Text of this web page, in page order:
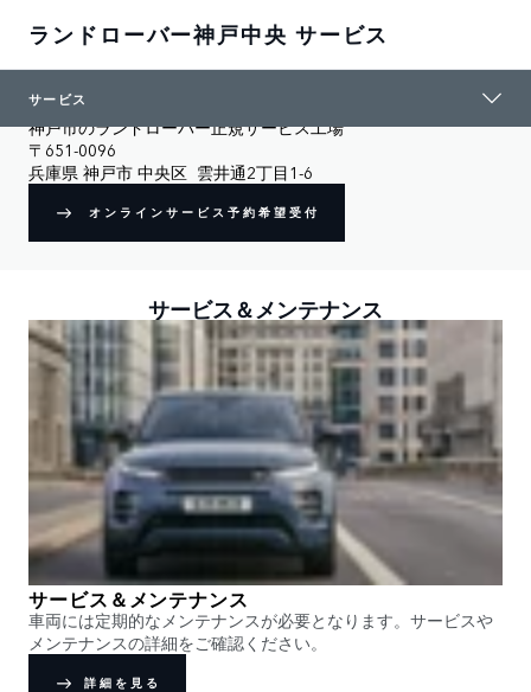
ランドローバー神戸中央 サービス
サービス
ランドローバー神戸中央 サービス
神戸市のランドローバー正規サービス工場
〒651-0096
兵庫県 神戸市 中央区  雲井通2丁目1-6
オンラインサービス予約希望受付
サービス＆メンテナンス
サービス＆メンテナンス
車両には定期的なメンテナンスが必要となります。サービスや
メンテナンスの詳細をご確認ください。
詳細を見る